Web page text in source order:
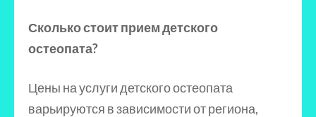
Сколько стоит прием детского
остеопата?
Цены на услуги детского остеопата
варьируются в зависимости от региона,